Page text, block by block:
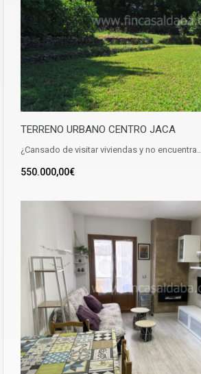
TERRENO URBANO CENTRO JACA
¿Cansado de visitar viviendas y no encuentra…
550.000,00€